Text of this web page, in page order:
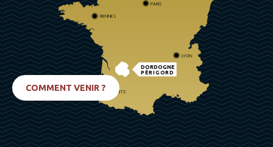
DORDOGNE
PÉRIGORD
PARIS
RENNES
LYON
BIARRITZ
COMMENT VENIR ?